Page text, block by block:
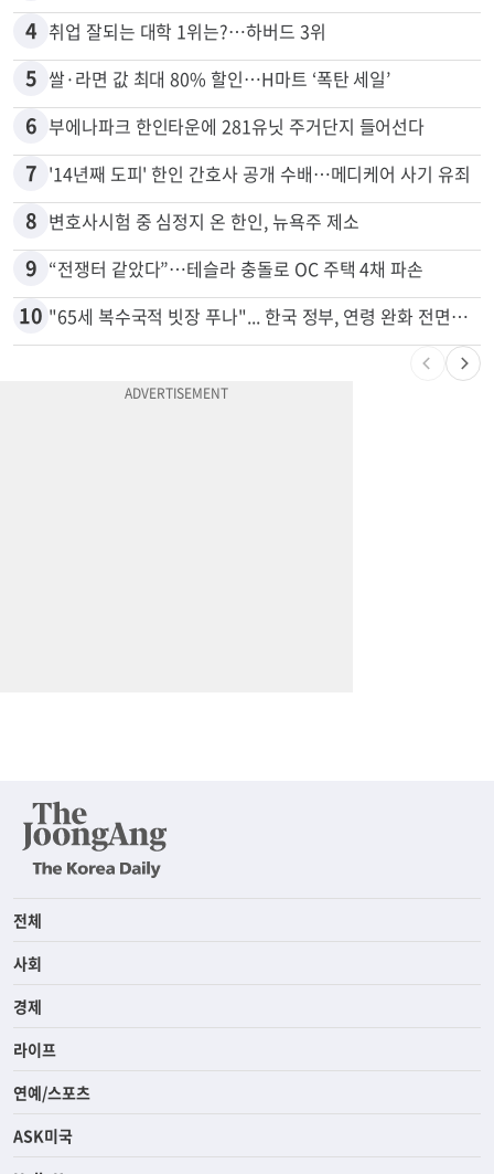
4 취업 잘되는 대학 1위는?…하버드 3위
5 쌀·라면 값 최대 80% 할인…H마트 ‘폭탄 세일’
6 부에나파크 한인타운에 281유닛 주거단지 들어선다
7 '14년째 도피' 한인 간호사 공개 수배…메디케어 사기 유죄
8 변호사시험 중 심정지 온 한인, 뉴욕주 제소
9 “전쟁터 같았다”…테슬라 충돌로 OC 주택 4채 파손
10 "65세 복수국적 빗장 푸나"... 한국 정부, 연령 완화 전면 추진
전체
사회
경제
라이프
연예/스포츠
ASK미국